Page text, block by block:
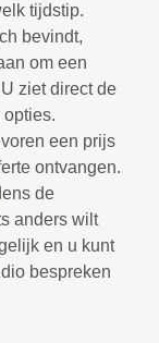
tijdstip.
bevindt,
om een
ziet direct de
een prijs
ontvangen.
de
anders wilt
en u kunt
bespreken